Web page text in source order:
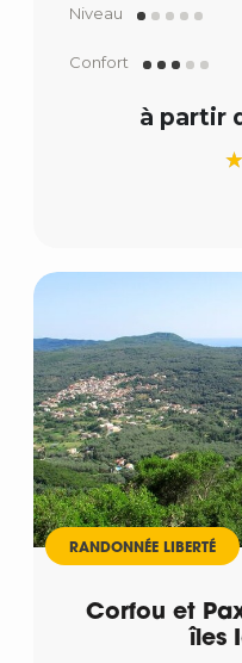
Niveau
Confort
à partir
RANDONNÉE LIBERTÉ
Corfou et
îles